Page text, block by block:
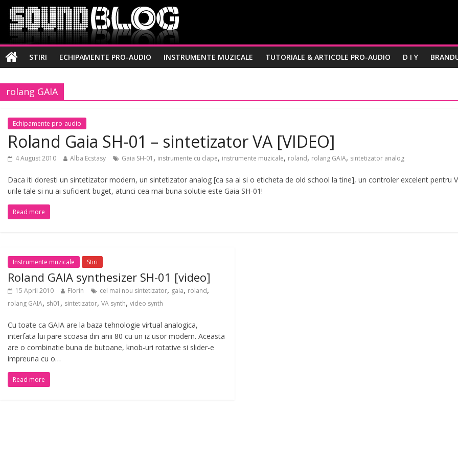
STIRI ECHIPAMENTE PRO-AUDIO INSTRUMENTE MUZICALE TUTORIALE & ARTICOLE PRO-AUDIO D I Y
rolang GAIA
Echipamente pro-audio
Roland Gaia SH-01 – sintetizator VA [VIDEO]
4 August 2010 Alba Ecstasy Gaia SH-01 , instrumente cu clape, instrumente muzicale, roland, rolang GAIA, sintetizator analog
Daca iti doresti un sintetizator modern, un sintetizator analog [ca sa ai si o eticheta de old school la tine], un controler excelent pentru
urile tale si nu ai suficient buget, atunci cea mai buna solutie este Gaia SH-01!
Read more
Instrumente muzicale Stiri
Roland GAIA synthesizer SH-01 [video]
15 April 2010 Florin cel mai nou sintetizator, gaia, roland,
rolang GAIA, sh01 , sintetizator, VA synth, video synth
Cu toate ca GAIA are la baza tehnologie virtual analogica,
interfata lui pare scoasa din anii 80 cu un iz usor modern. Aceasta
are o combinatie buna de butoane, knob-uri rotative si slider-e
impreuna cu o…
Read more